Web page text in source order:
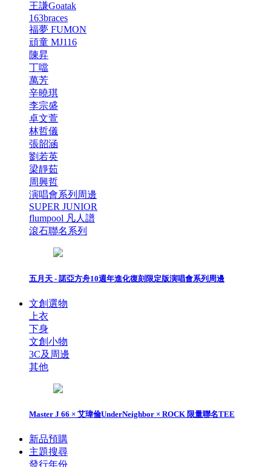
王謙Goatak
163braces
福夢 FUMON
頑童 MJ116
陳昇
丁噹
萬芳
辛曉琪
李宗盛
卓文萱
林哲儀
張韶涵
劉若英
梁靜茹
周興哲
演唱會系列周邊
SUPER JUNIOR
flumpool 凡人譜
滾石聯名系列
五月天 - 諾亞方舟10週年進化復刻限定版演唱會系列周邊
文創選物
上衣
下身
文創小物
3C及周邊
其他
Master J 66 × 艾瑋倫UnderNeighbor × ROCK 限量聯名TEE
新品預購
主題搜尋
發行年份